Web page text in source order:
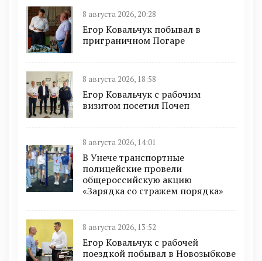
8 августа 2026, 20:28
Егор Ковальчук побывал в
приграничном Погаре
8 августа 2026, 18:58
Егор Ковальчук с рабочим
визитом посетил Почеп
8 августа 2026, 14:01
В Унече транспортные
полицейские провели
общероссийскую акцию
«Зарядка со стражем порядка»
8 августа 2026, 13:52
Егор Ковальчук с рабочей
поездкой побывал в Новозыбкове